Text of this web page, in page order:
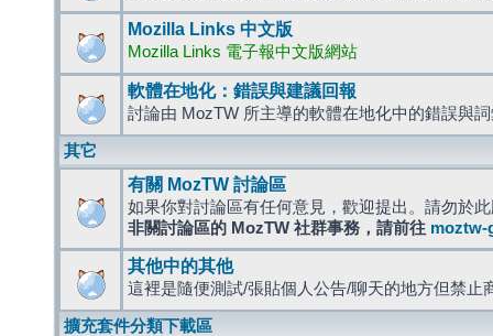
Mozilla Links 中文版
Mozilla Links 電子報中文版網站
軟體在地化：錯誤與建議回報
討論由 MozTW 所主導的軟體在地化中的錯誤與
其它
有關 MozTW 討論區
如果你對討論區有任何意見，歡迎提出。請勿於
非關討論區的 MozTW 社群事務，請前往 moztw-
其他中的其他
這裡是隨便測試/張貼個人公告/聊天的地方但禁止
擴充套件分類下載區